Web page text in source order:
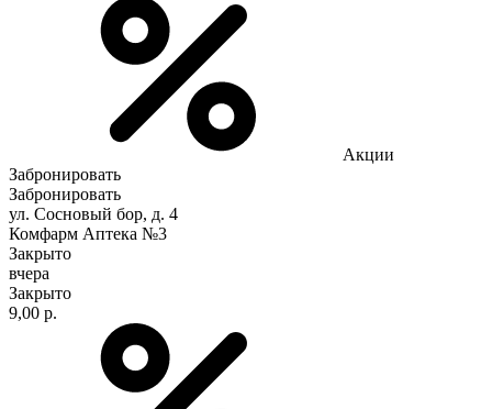
Акции
Забронировать
Забронировать
ул. Сосновый бор, д. 4
Комфарм Аптека №3
Закрыто
вчера
Закрыто
9,00 р.